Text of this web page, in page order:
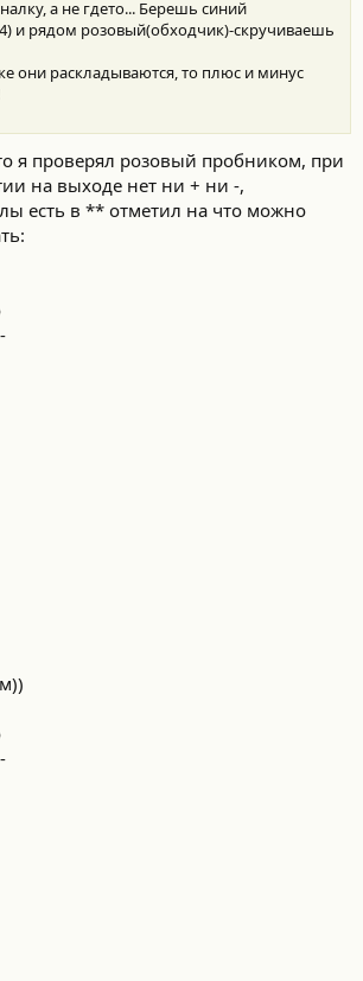
а не гдето... Берешь синий
и рядом розовый(обходчик)-скручиваешь
они раскладываются, то плюс и минус
я проверял розовый пробником, при
на выходе нет ни + ни -,
есть в ** отметил на что можно